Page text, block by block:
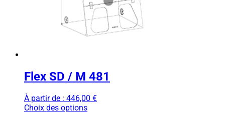
Flex SD / M 481
À partir de : 446,00 €
Choix des options